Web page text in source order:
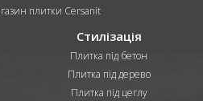
плитки Cersanit
Стилізація
Плитка під бетон
Плитка під дерево
Плитка під цеглу